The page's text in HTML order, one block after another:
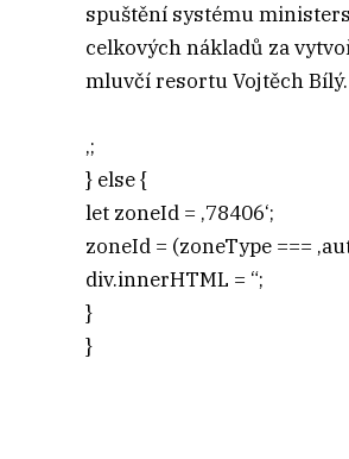
spuštění systému
celkových nákladů za
mluvčí resortu Vojtěch Bílý.
‚;
} else {
let zoneId = ‚78406‘;
zoneId = (zoneType ===
div.innerHTML = “;
}
}